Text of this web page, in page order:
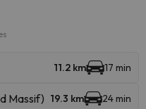
11.2 km 17 min
Massif) 19.3 km 24 min